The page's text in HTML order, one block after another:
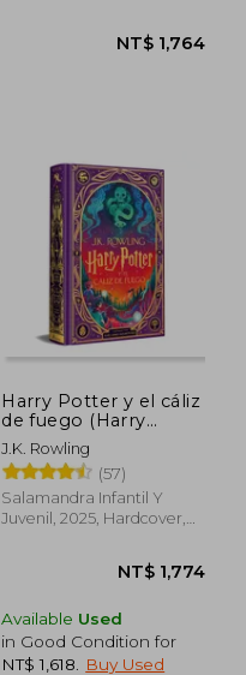
Harry Potter y el cáliz
de fuego (Harry
Potter ediciones
ilustradas interactivas
4) (in Spanish)
J.K. Rowling
(57)
Salamandra Infantil Y
Juvenil, 2025, Hardcover,
Available Used
in Good Condition for
NT$ 1,618
Buy Used